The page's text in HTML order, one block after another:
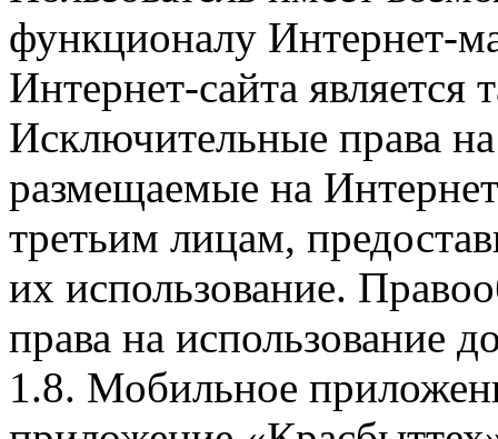
функционалу Интернет-
Интернет-сайта
Исключительные права
размещаемые на
третьим лицам,
их использование.
права на использование
1.8. Мобильное